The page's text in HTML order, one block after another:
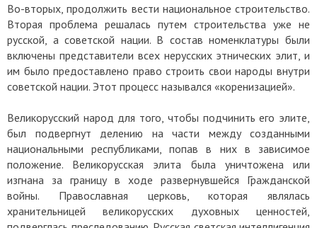
Во-вторых, продолжить вести национальное строительство.
Вторая проблема решалась путем строительства уже не
русской, а советской нации. В состав номенклатуры были
включены представители всех нерусских этнических элит, и
им было предоставлено право строить свои народы внутри
советской нации. Этот процесс назывался «коренизацией».
Великорусский народ для того, чтобы подчинить его элите,
был подвергнут делению на части между созданными
национальными республиками, попав в них в зависимое
положение. Великорусская элита была уничтожена или
изгнана за границу в ходе развернувшейся Гражданской
войны. Православная церковь, которая являлась
хранительницей великорусских духовных ценностей,